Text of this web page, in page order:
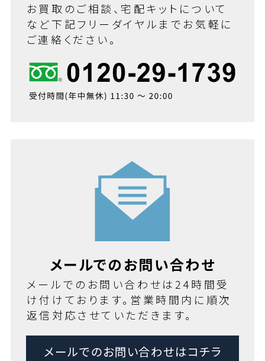
お買取のご相談、宅配キットについて
など下記フリーダイヤルまでお気軽に
ご連絡ください。
メールでのお問い合わせ
メールでのお問い合わせは24時間受
け付けております。営業時間内に順次
返信対応させていただきます。
メールでのお問い合わせはコチラ